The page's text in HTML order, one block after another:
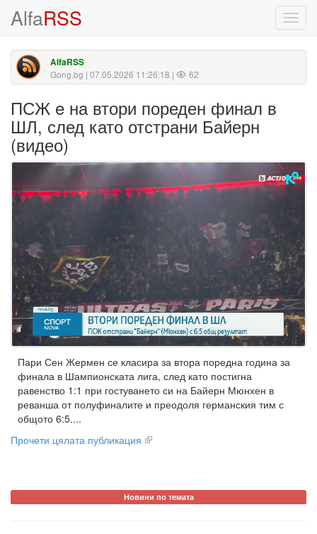
AlfaRSS
AlfaRSS
Gong.bg | 07.05.2026 11:26:18 | 62
ПСЖ e на втори пореден финал в
ШЛ, след като отстрани Байерн
(видео)
Пари Сен Жермен се класира за втора поредна година за
финала в Шампионската лига, след като постигна
равенство 1:1 при гостуването си на Байерн Мюнхен в
реванша от полуфиналите и преодоля германския тим с
общото 6:5....
Прочети цялата публикация
Новини по темата